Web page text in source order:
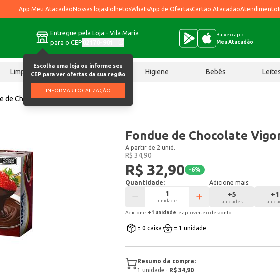
App Meu AtacadãoNossas lojasFolhetosWhatsApp de OfertasCartão AtacadãoAtendimento
Entregue pela Loja - Vila Maria
para o CEP
Escolha uma loja ou informe seu
CEP para ver ofertas da sua região
INFORMAR LOCALIZAÇÃO
Baixe o app
Meu Atacadão
Limpeza Chocolates Higiene Bebês
de Chocolate Vigor 250g
Fondue de Chocolate
A partir de 2 unid.
R$ 34,90
R$ 32,90 -6%
Quantidade:
unidade
Adicione mais:
+5
unidades
+
Adicione +1 unidade e aproveite o desconto
= 0 caixa = 1 unidade
Resumo da compra:
1 unidade · R$ 34,90